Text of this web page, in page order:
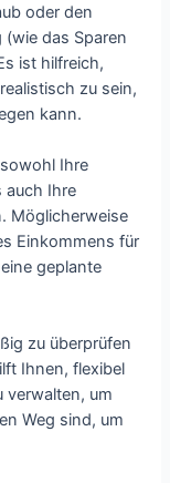
oder den
das Sparen
ist hilfreich,
zu sein,
kann.
Ihre
auch Ihre
Möglicherweise
Einkommens für
geplante
zu überprüfen
Ihnen, flexibel
verwalten, um
Weg sind, um